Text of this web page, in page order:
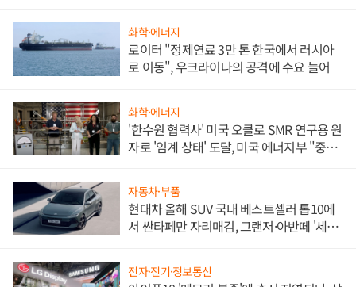
화학·에너지
로이터 "정제연료 3만 톤 한국에서 러시아
로 이동", 우크라이나의 공격에 수요 늘어
화학·에너지
'한수원 협력사' 미국 오클로 SMR 연구용 원
자로 '임계 상태' 도달, 미국 에너지부 "중요
자동차·부품
현대차 올해 SUV 국내 베스트셀러 톱10에
서 싼타페만 자리매김, 그랜저·아반떼 '세단
전자·전기·정보통신